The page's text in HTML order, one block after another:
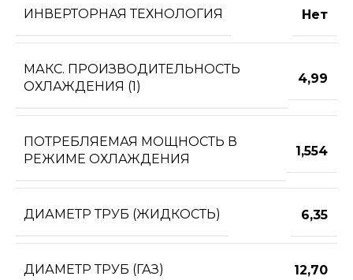
ИНВЕРТОРНАЯ ТЕХНОЛОГИЯ Нет
МАКС. ПРОИЗВОДИТЕЛЬНОСТЬ
ОХЛАЖДЕНИЯ (1)
4,99
ПОТРЕБЛЯЕМАЯ МОЩНОСТЬ В
РЕЖИМЕ ОХЛАЖДЕНИЯ
1,554
ДИАМЕТР ТРУБ (ЖИДКОСТЬ) 6,35
ДИАМЕТР ТРУБ (ГАЗ) 12,70